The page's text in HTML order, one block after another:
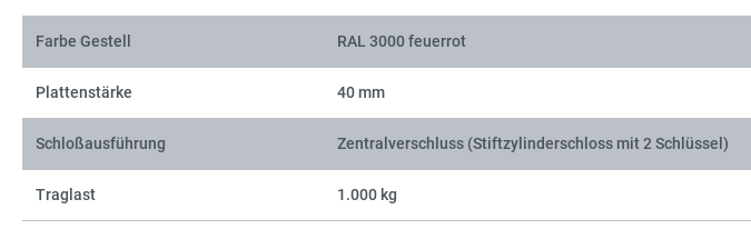
Farbe Gestell RAL 3000 feuerrot
Plattenstärke 40 mm
Schloßausführung Zentralverschluss (Stiftzylinderschloss mit 2 Schlüssel)
Traglast 1.000 kg